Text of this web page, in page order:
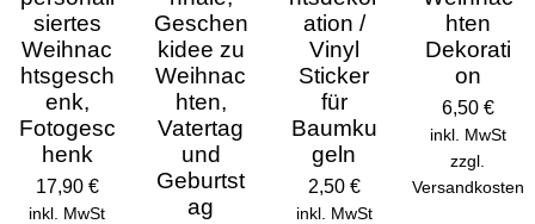
siertes
Weihnac
htsgesch
enk,
Fotogesc
henk
17,90 €
inkl. MwSt
Geschen
kidee zu
Weihnac
hten,
Vatertag
und
Geburtst
ag
ation /
Vinyl
Sticker
für
Baumku
geln
2,50 €
inkl. MwSt
hten
Dekorati
on
6,50 €
inkl. MwSt
zzgl.
Versandkosten